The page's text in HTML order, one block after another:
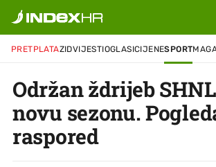
PRETPLATAZIDVIJESTIOGLASICIJENESPORT
Održan ždrijeb
novu sezonu.
raspored